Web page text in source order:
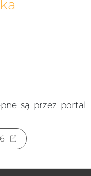
są przez portal